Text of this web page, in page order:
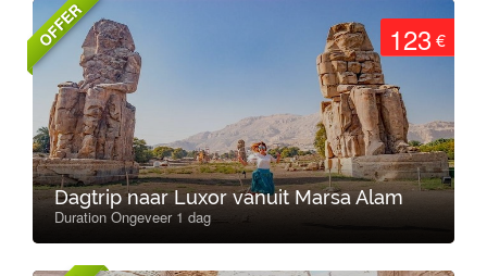
OFFER 123 €
Dagtrip naar Luxor vanuit Marsa Alam
Duration Ongeveer 1 dag